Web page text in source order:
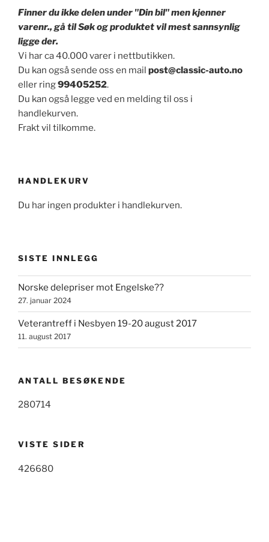
Finner du ikke delen under "Din bil" men kjenner
varenr., gå til Søk og produktet vil mest sannsynlig
ligge der.
Vi har ca 40.000 varer i nettbutikken.
Du kan også sende oss en mail post@classic-auto.no
eller ring99405252.
Du kan også legge ved en melding til oss i
handlekurven.
Frakt vil tilkomme.
HANDLEKURV
Du har ingen produkter i handlekurven.
SISTE INNLEGG
Norske delepriser mot Engelske??
27. januar 2024
Veterantreff i Nesbyen 19-20 august 2017
11. august 2017
ANTALL BESØKENDE
280714
VISTE SIDER
426680